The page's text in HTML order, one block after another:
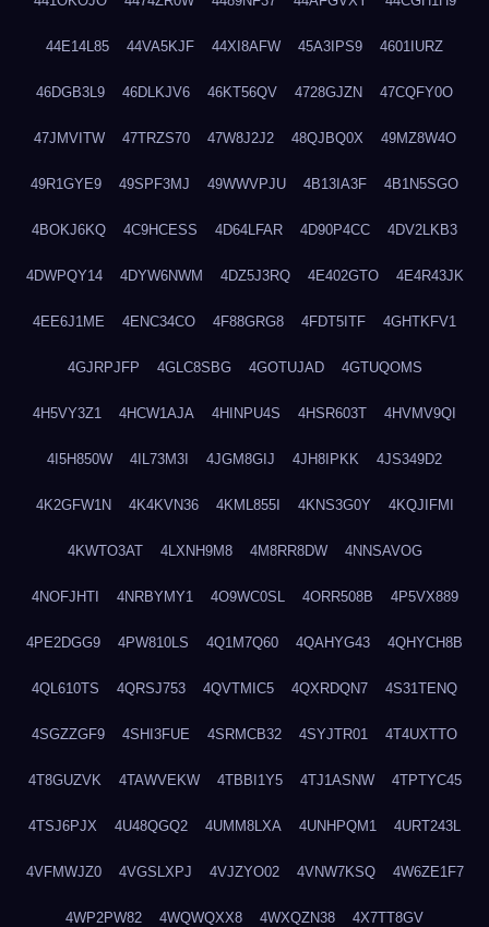
44E14L85 44VA5KJF 44XI8AFW 45A3IPS9 4601IURZ
46DGB3L9 46DLKJV6 46KT56QV 4728GJZN 47CQFY0O
47JMVITW 47TRZS70 47W8J2J2 48QJBQ0X 49MZ8W4O
49R1GYE9 49SPF3MJ 49WWVPJU 4B13IA3F 4B1N5SGO
4BOKJ6KQ 4C9HCESS 4D64LFAR 4D90P4CC 4DV2LKB3
4DWPQY14 4DYW6NWM 4DZ5J3RQ 4E402GTO 4E4R43JK
4EE6J1ME 4ENC34CO 4F88GRG8 4FDT5ITF 4GHTKFV1
4GJRPJFP 4GLC8SBG 4GOTUJAD 4GTUQOMS
4H5VY3Z1 4HCW1AJA 4HINPU4S 4HSR603T 4HVMV9QI
4I5H850W 4IL73M3I 4JGM8GIJ 4JH8IPKK 4JS349D2
4K2GFW1N 4K4KVN36 4KML855I 4KNS3G0Y 4KQJIFMI
4KWTO3AT 4LXNH9M8 4M8RR8DW 4NNSAVOG
4NOFJHTI 4NRBYMY1 4O9WC0SL 4ORR508B 4P5VX889
4PE2DGG9 4PW810LS 4Q1M7Q60 4QAHYG43 4QHYCH8B
4QL610TS 4QRSJ753 4QVTMIC5 4QXRDQN7 4S31TENQ
4SGZZGF9 4SHI3FUE 4SRMCB32 4SYJTR01 4T4UXTTO
4T8GUZVK 4TAWVEKW 4TBBI1Y5 4TJ1ASNW 4TPTYC45
4TSJ6PJX 4U48QGQ2 4UMM8LXA 4UNHPQM1 4URT243L
4VFMWJZ0 4VGSLXPJ 4VJZYO02 4VNW7KSQ 4W6ZE1F7
4WP2PW82 4WQWQXX8 4WXQZN38 4X7TT8GV